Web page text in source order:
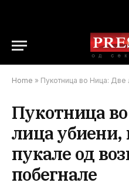
Home » Пукотница во Ница: Две лица
Пукотница
лица убиени,
пукале од
побегнале